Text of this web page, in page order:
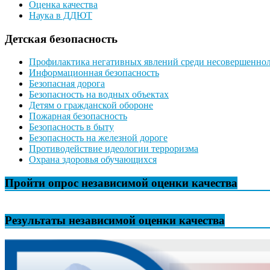
Оценка качества
Наука в ДДЮТ
Детская безопасность
Профилактика негативных явлений среди
Информационная безопасность
Безопасная дорога
Безопасность на водных объектах
Детям о гражданской обороне
Пожарная безопасность
Безопасность в быту
Безопасность на железной дороге
Противодействие идеологии терроризма
Охрана здоровья обучающихся
Пройти опрос независимой оценки качества
Результаты независимой оценки качества